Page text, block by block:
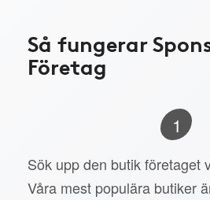
Så fungerar
Företag
1
Sök upp den butik företaget
Våra mest populära butiker